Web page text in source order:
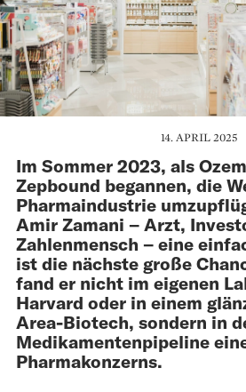
14. APRIL 2025
Im Sommer 2023, als
Zepbound begannen, die
Pharmaindustrie
Amir Zamani – Arzt,
Zahlenmensch – eine
ist die nächste große
fand er nicht im eigenen
Harvard oder in einem
Area-Biotech, sondern in
Medikamentenpipeline
Pharmakonzerns.